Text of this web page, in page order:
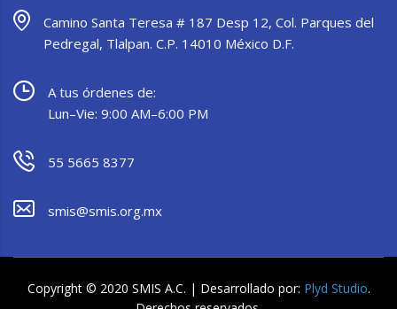
Camino Santa Teresa # 187 Desp 12, Col. Parques del
Pedregal, Tlalpan. C.P. 14010 México D.F.
A tus órdenes de:
Lun–Vie: 9:00 AM–6:00 PM
55 5665 8377
smis@smis.org.mx
Copyright © 2020 SMIS A.C. | Desarrollado por: Plyd Studio.